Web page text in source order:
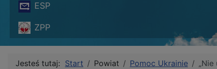
ESP
ZPP
Jesteś tutaj: Start Powiat Pomoc Ukrainie